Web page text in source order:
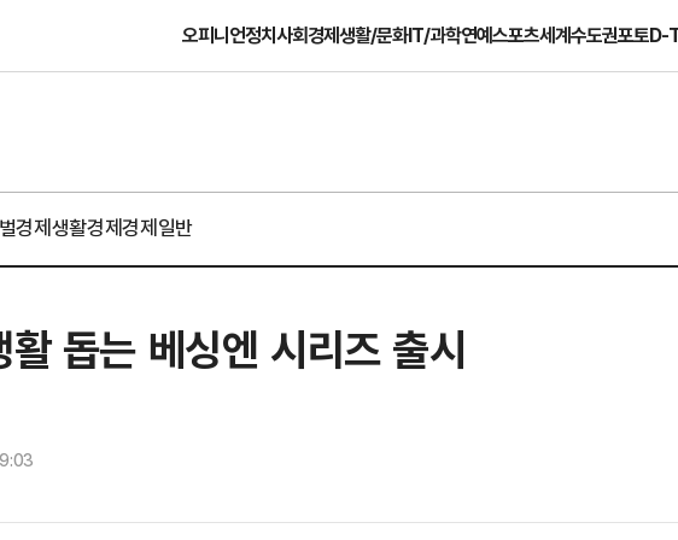
오피니언정치사회경제생활/문화IT/과학연예스포츠세계수도권포토D-
경제생활경제경제일반
돕는 베싱엔 시리즈 출시